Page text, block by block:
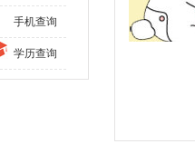
手机查询
学历查询